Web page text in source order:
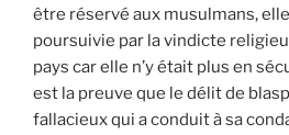
être réservé aux musulmans,
poursuivie par la vindicte
pays car elle n’y était plus en
est la preuve que le délit de
fallacieux qui a conduit à sa